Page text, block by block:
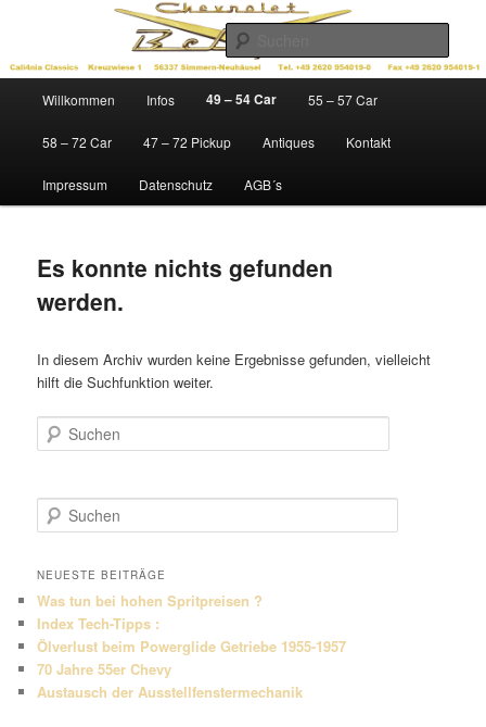
wechselnCali4nia Classics
Ersatzteile für Chevys der Baujahre 1949 – 1972
Willkommen Infos 49 – 54 Car 55 – 57 Car
58 – 72 Car 47 – 72 Pickup Antiques Kontakt
Impressum Datenschutz AGB´s
Es konnte nichts gefunden
werden.
In diesem Archiv wurden keine Ergebnisse gefunden, vielleicht
hilft die Suchfunktion weiter.
Suchen
u
h
n
NEUESTE BEITRÄGE
Was tun bei hohen Spritpreisen ?
Index Tech-Tipps :
Ölverlust beim Powerglide Getriebe 1955-1957
70 Jahre 55er Chevy
Austausch der Ausstellfenstermechanik